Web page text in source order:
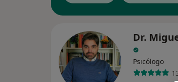
Dr.
Psicólogo